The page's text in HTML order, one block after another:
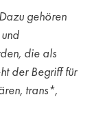
gehören
die als
der Begriff für
trans*,